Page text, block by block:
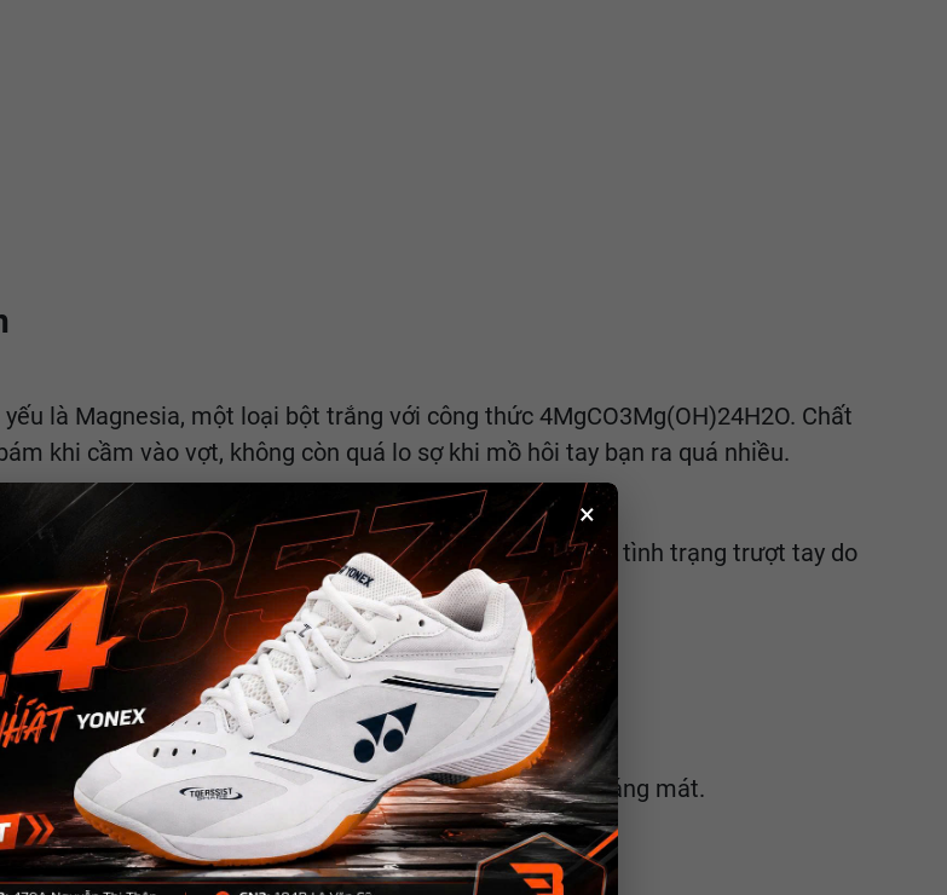
×
là Magnesia, một loại bột trắng với công thức 4MgCO3Mg(OH)24H2O. Chất
khi cầm vào vợt, không còn quá lo sợ khi mồ hôi tay bạn ra quá nhiều.
mồ hôi Taan là lựa chọn hoàn hảo để giúp bạn tránh tình trạng trượt tay do
và hiệu quả hơn.
hôi tay
hút mồ hôi xuất sắc, mang lại cảm giác khô ráo và thoáng mát.